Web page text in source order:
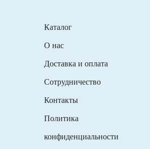
Каталог
О нас
Доставка и оплата
Сотрудничество
Контакты
Политика
конфиденциальности